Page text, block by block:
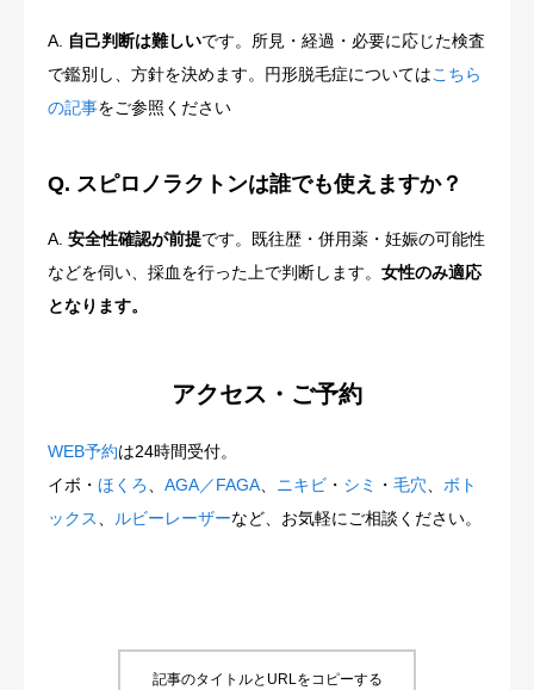
A. 自己判断は難しいです。所見・経過・必要に応じた検査
で鑑別し、方針を決めます。円形脱毛症についてはこちら
の記事をご参照ください
Q. スピロノラクトンは誰でも使えますか？
A. 安全性確認が前提です。既往歴・併用薬・妊娠の可能性
などを伺い、採血を行った上で判断します。 女性のみ適応
となります。
アクセス・ご予約
WEB予約は24時間受付。
イボ・ ほくろ、 AGA／FAGA、 ニキビ ・ シミ ・ 毛穴、 ボト
ックス、 ルビーレーザーなど、お気軽にご相談ください。
記事のタイトルとURLをコピーする